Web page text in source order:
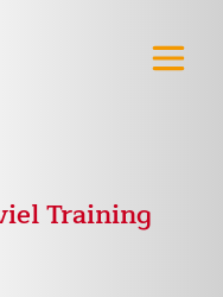
Training